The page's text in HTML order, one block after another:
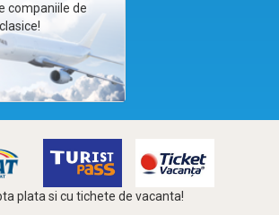
companiile de
plata si cu tichete de vacanta!